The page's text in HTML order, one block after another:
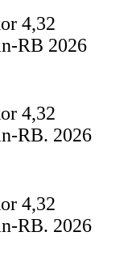
4,32
RB 2026
4,32
RB. 2026
4,32
RB. 2026